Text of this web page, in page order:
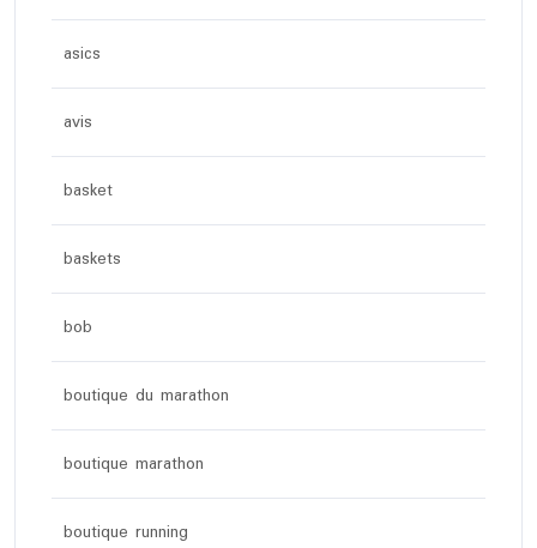
asics
avis
basket
baskets
bob
boutique du marathon
boutique marathon
boutique running